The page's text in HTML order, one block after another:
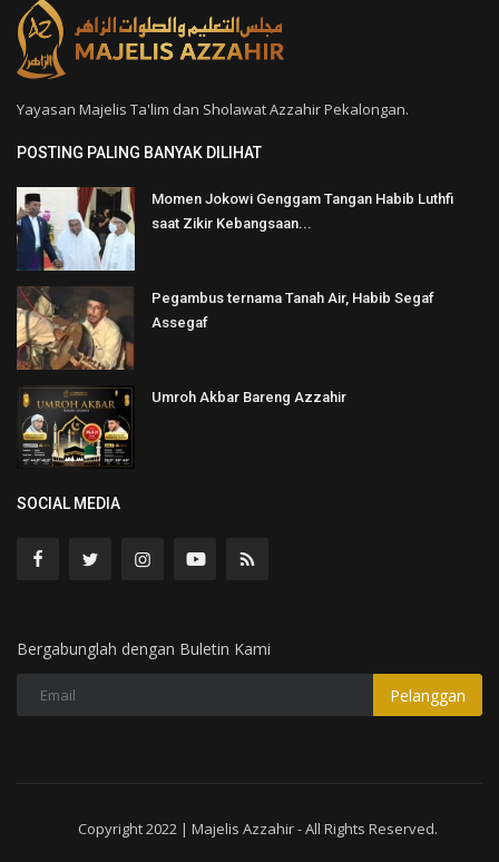
Yayasan Majelis Ta'lim dan Sholawat Azzahir Pekalongan.
POSTING PALING BANYAK DILIHAT
Momen Jokowi Genggam Tangan Habib Luthfi
saat Zikir Kebangsaan...
Pegambus ternama Tanah Air, Habib Segaf
Assegaf
Umroh Akbar Bareng Azzahir
SOCIAL MEDIA
Bergabunglah dengan Buletin Kami
Pelanggan
Copyright 2022 | Majelis Azzahir - All Rights Reserved.